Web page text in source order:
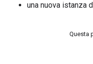
una nuova istanza
Questa